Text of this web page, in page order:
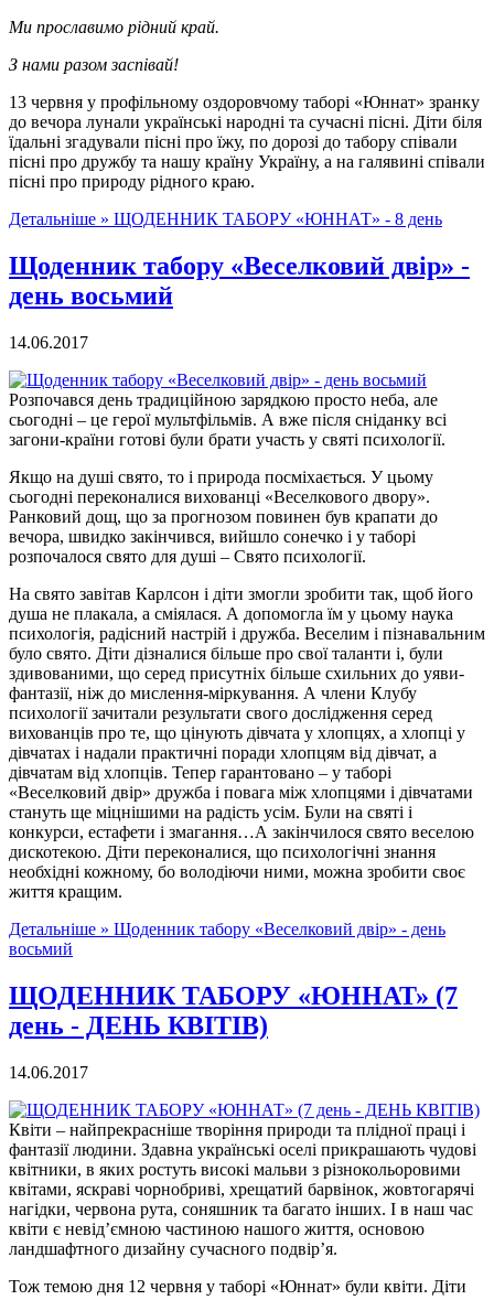
Ми прославимо рідний край.
З нами разом заспівай!
13 червня у профільному оздоровчому таборі «Юннат» зранку
до вечора лунали українські народні та сучасні пісні. Діти біля
їдальні згадували пісні про їжу, по дорозі до табору співали
пісні про дружбу та нашу країну Україну, а на галявині співали
пісні про природу рідного краю.
Детальніше » ЩОДЕННИК ТАБОРУ «ЮННАТ» - 8 день
Щоденник табору «Веселковий двір» -
день восьмий
14.06.2017
Розпочався день традиційною зарядкою просто неба, але
сьогодні – це герої мультфільмів. А вже після сніданку всі
загони-країни готові були брати участь у святі психології.
Якщо на душі свято, то і природа посміхається. У цьому
сьогодні переконалися вихованці «Веселкового двору».
Ранковий дощ, що за прогнозом повинен був крапати до
вечора, швидко закінчився, вийшло сонечко і у таборі
розпочалося свято для душі – Свято психології.
На свято завітав Карлсон і діти змогли зробити так, щоб його
душа не плакала, а сміялася. А допомогла їм у цьому наука
психологія, радісний настрій і дружба. Веселим і пізнавальним
було свято. Діти дізналися більше про свої таланти і, були
здивованими, що серед присутніх більше схильних до уяви-
фантазії, ніж до мислення-міркування. А члени Клубу
психології зачитали результати свого дослідження серед
вихованців про те, що цінують дівчата у хлопцях, а хлопці у
дівчатах і надали практичні поради хлопцям від дівчат, а
дівчатам від хлопців. Тепер гарантовано – у таборі
«Веселковий двір» дружба і повага між хлопцями і дівчатами
стануть ще міцнішими на радість усім. Були на святі і
конкурси, естафети і змагання…А закінчилося свято веселою
дискотекою. Діти переконалися, що психологічні знання
необхідні кожному, бо володіючи ними, можна зробити своє
життя кращим.
Детальніше » Щоденник табору «Веселковий двір» - день
восьмий
ЩОДЕННИК ТАБОРУ «ЮННАТ» (7
день - ДЕНЬ КВІТІВ)
14.06.2017
Квіти – найпрекрасніше творіння природи та плідної праці і
фантазії людини. Здавна українські оселі прикрашають чудові
квітники, в яких ростуть високі мальви з різнокольоровими
квітами, яскраві чорнобриві, хрещатий барвінок, жовтогарячі
нагідки, червона рута, соняшник та багато інших. І в наш час
квіти є невід’ємною частиною нашого життя, основою
ландшафтного дизайну сучасного подвір’я.
Тож темою дня 12 червня у таборі «Юннат» були квіти. Діти